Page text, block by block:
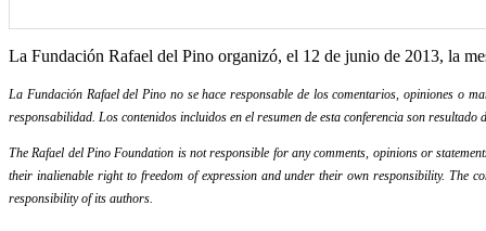
La Fundación Rafael del Pino organizó, el 12 de junio de 2013, la
La Fundación Rafael del Pino no se hace responsable de los comentarios, opiniones o
responsabilidad. Los contenidos incluidos en el resumen de esta conferencia son
The Rafael del Pino Foundation is not responsible for any comments, opinions or
their inalienable right to freedom of expression and under their own responsibility. The
responsibility of its authors.